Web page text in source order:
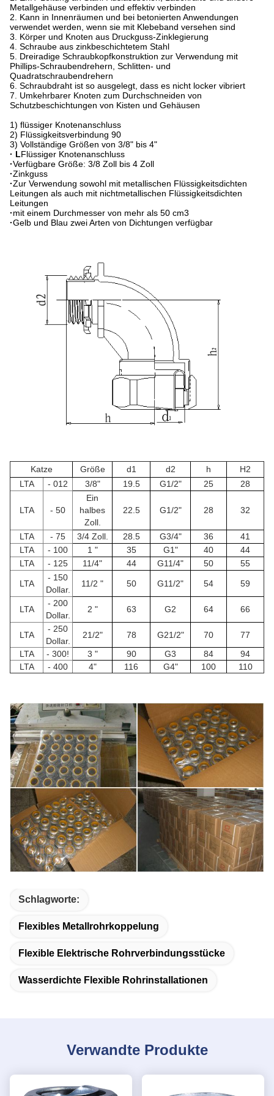
Metallgehäuse verbinden und effektiv verbinden
2. Kann in Innenräumen und bei betonierten Anwendungen
verwendet werden, wenn sie mit Klebeband versehen sind
3. Körper und Knoten aus Druckguss-Zinklegierung
4. Schraube aus zinkbeschichtetem Stahl
5. Dreiradige Schraubkopfkonstruktion zur Verwendung mit
Phillips-Schraubendrehern, Schlitten- und
Quadratschraubendrehern
6. Schraubdraht ist so ausgelegt, dass es nicht locker vibriert
7. Umkehrbarer Knoten zum Durchschneiden von
Schutzbeschichtungen von Kisten und Gehäusen
1) flüssiger Knotenanschluss
2) Flüssigkeitsverbindung 90
3) Vollständige Größen von 3/8" bis 4"
· LFlüssiger Knotenanschluss
·Verfügbare Größe: 3/8 Zoll bis 4 Zoll
·Zinkguss
·Zur Verwendung sowohl mit metallischen Flüssigkeitsdichten
Leitungen als auch mit nichtmetallischen Flüssigkeitsdichten
Leitungen
·mit einem Durchmesser von mehr als 50 cm3
·Gelb und Blau zwei Arten von Dichtungen verfügbar
Katze Größe d1 d2 h
H2
LTA
- 012 3/8" 19.5 G1/2" 25 28
LTA - 50
Ein
halbes
Zoll.
22.5 G1/2" 28 32
LTA - 75 3/4 Zoll. 28.5 G3/4" 36
41
LTA
- 100 1 " 35 G1" 40
44
LTA
- 125 11/4" 44 G11/4" 50 55
LTA
- 150
Dollar.
11/2 " 50 G11/2" 54 59
LTA
- 200
Dollar.
2 " 63 G2 64 66
LTA
- 250
Dollar.
21/2" 78 G21/2" 70
77
LTA
- 300! 3 " 90 G3 84
94
LTA
- 400 4" 116 G4" 100 110
Schlagworte:
Flexibles Metallrohrkoppelung
Flexible Elektrische Rohrverbindungsstücke
Wasserdichte Flexible Rohrinstallationen
Verwandte Produkte